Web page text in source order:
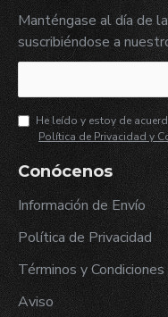
Manténgase al día de
suscribiéndose a
He leído y estoy de
Política de Privacidad y
Conócenos
Información de Envío
Política de Privacidad
Términos y Condiciones
Aviso